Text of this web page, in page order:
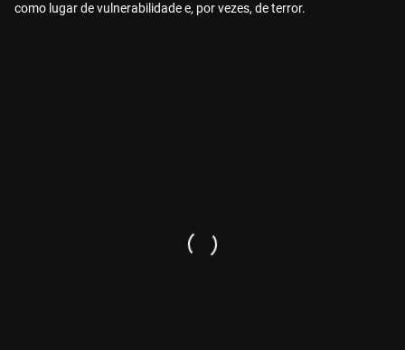
como lugar de vulnerabilidade e, por vezes, de terror.